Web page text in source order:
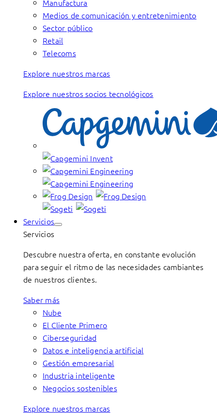
Manufactura
Medios de comunicación y entretenimiento
Sector público
Retail
Telecoms
Explore nuestros marcas
Explore nuestros socios tecnológicos
Servicios
Servicios
Descubre nuestra oferta, en constante evolución
para seguir el ritmo de las necesidades cambiantes
de nuestros clientes.
Saber más
Nube
El Cliente Primero
Ciberseguridad
Datos e inteligencia artificial
Gestión empresarial
Industria inteligente
Negocios sostenibles
Explore nuestros marcas